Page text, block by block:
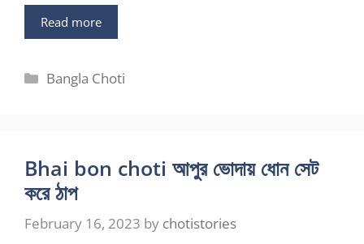
Read more
Categories
Bangla Choti
Bhai bon choti আপুর ভোদায় ধোন সেট
করে ঠাপ
February 16, 2023 by chotistories